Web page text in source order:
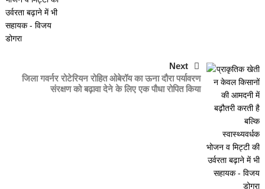
Next
जिला गवर्नर रोटेरियन रोहित ओबेरॉय का ऊना दौरा पर्यावरण
संरक्षण को बढ़ावा देने के लिए एक पौधा रोपित किया